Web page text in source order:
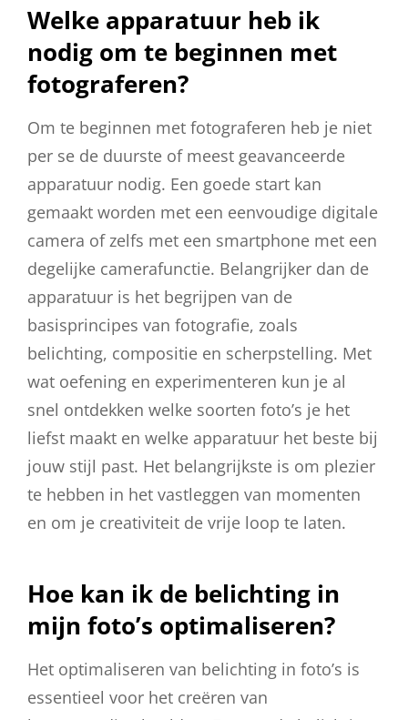
Welke apparatuur heb ik
nodig om te beginnen met
fotograferen?
Om te beginnen met fotograferen heb je niet
per se de duurste of meest geavanceerde
apparatuur nodig. Een goede start kan
gemaakt worden met een eenvoudige digitale
camera of zelfs met een smartphone met een
degelijke camerafunctie. Belangrijker dan de
apparatuur is het begrijpen van de
basisprincipes van fotografie, zoals
belichting, compositie en scherpstelling. Met
wat oefening en experimenteren kun je al
snel ontdekken welke soorten foto’s je het
liefst maakt en welke apparatuur het beste bij
jouw stijl past. Het belangrijkste is om plezier
te hebben in het vastleggen van momenten
en om je creativiteit de vrije loop te laten.
Hoe kan ik de belichting in
mijn foto’s optimaliseren?
Het optimaliseren van belichting in foto’s is
essentieel voor het creëren van